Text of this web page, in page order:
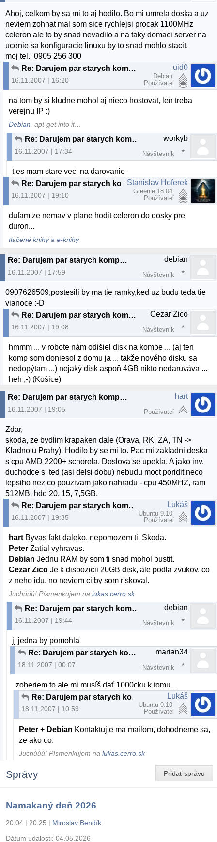
Ahoj, celkom by sa mi to aj hodilo. Bo mi umrela doska a uz
neviem zohnat mal som sice rychlejsi procak 1100MHz
celeron ale to by snad nevadilo a na taky domaci server na
ucenie sa konfiguracie linuxu by to snad mohlo stacit.
moj tel.: 0905 256 300
Re: Darujem par starych komponentov
16.11.2007 | 16:20
uid0
Debian
Používateľ
na tom by si kludne mohol aj nieco hostovat, len treba
verejnu IP :)
Debian . apt-get into it…
Re: Darujem par starych komponentov
16.11.2007 | 17:34
workyb
Návštevník
ties mam stare veci na darovanie
Re: Darujem par starych komponentov
16.11.2007 | 19:10
Stanislav Hoferek
Greenie 18.04
Používateľ
dufam ze nemav v plane hodit celeron do dosky pre
duron...
tlačené knihy a e-knihy
Re: Darujem par starych komponentov
16.11.2007 | 17:59
debian
Návštevník
0907626509,postesili by ma tie ramky,ked uz budu teda tie
vianoce :-D
Re: Darujem par starych komponentov
16.11.2007 | 19:08
Cezar Zico
Návštevník
hmmm ... v robote nám odišiel disk na kompe ... (aj ten
komp som doniesol z domu ja ... takže nového disku sa
nedopýtam ...) nejaký disk aspoň 4GB nikto nedaruváva ...
heh ;-) (Košice)
Re: Darujem par starych komponentov
16.11.2007 | 19:05
hart
Používateľ
Zdar,
skoda, ze bydlim krapaken dale (Orava, RK, ZA, TN ->
Kladno u Prahy). Hodilo by se mi to. Pac mi zakladni deska
s cpu AMD 2200+ schorela. Doslova se upekla. A jako inv.
duchodce si ted (asi delsi dobu) nebudu moct poridit neco
lepsiho nez co pouzivam jako nahradu - cpu 450MHZ, ram
512MB, hdd 20, 15, 7,5GB.
Re: Darujem par starych komponentov
16.11.2007 | 19:35
Lukáš
Ubuntu 9.10
Používateľ
hartByvas fakt daleko, nepomozem ti. Skoda.
Peter Zatial vyhravas.
Debian Jednu RAM by som ti snad mohol pustit.
Cezar Zico Je k dispozicii 20GB disk, ale podla zvukov, co
z neho idu, no neviem ci by som riskoval.
Juchúúú! Písmenkujem nalukas.cerro.sk
Re: Darujem par starych komponentov
16.11.2007 | 19:44
debian
Návštevník
jj jedna by pomohla
Re: Darujem par starych komponentov
18.11.2007 | 00:07
marian34
Návštevník
zoberiem to,ale mi musíš dať 1000cku k tomu...
Re: Darujem par starych komponentov
18.11.2007 | 10:59
Lukáš
Ubuntu 9.10
Používateľ
Peter + Debian Kontaktujte ma mailom, dohodneme sa,
ze ako co.
Juchúúú! Písmenkujem nalukas.cerro.sk
Pridať správu
Správy
Namakaný deň 2026
20.04 | 20:25 | Miroslav Bendík
Dátum udalosti: 04.05.2026